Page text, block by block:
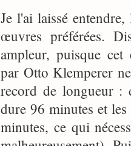
Je l'ai laissé
œuvres préférées.
ampleur, puisque
par Otto Klemperer
record de longueur :
dure 96 minutes et
minutes, ce qui